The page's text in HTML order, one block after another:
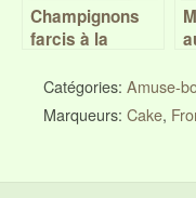
Champignons
farcis à la
Catégories: Amuse-
Marqueurs: Cake,